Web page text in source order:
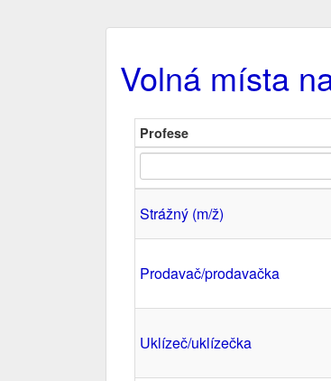
Volná místa
Profese
Strážný (m/ž)
Prodavač/prodavačka
Uklízeč/uklízečka